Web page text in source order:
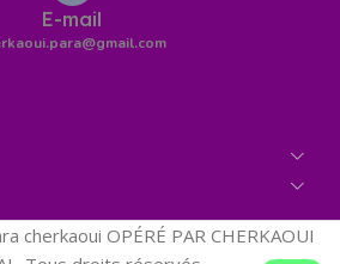
E-mail
cherkaoui OPÉRÉ PAR CHERKAOUI